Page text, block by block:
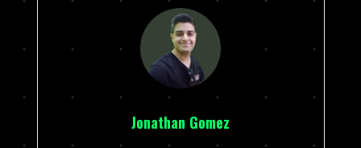
Jonathan Gomez